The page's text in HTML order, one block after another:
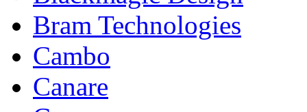
Bram Technologies
Cambo
Canare